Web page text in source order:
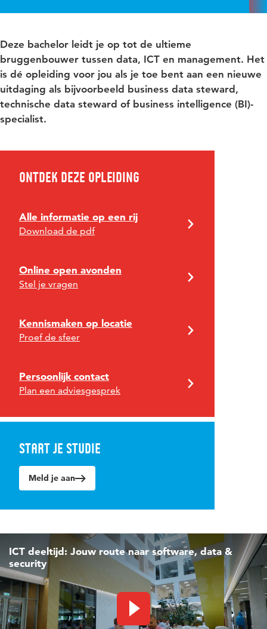
Deze bachelor leidt je op tot de ultieme
bruggenbouwer tussen data, ICT en management. Het
is dé opleiding voor jou als je toe bent aan een nieuwe
uitdaging als bijvoorbeeld business data steward,
technische data steward of business intelligence (BI)-
specialist.
Ontdek deze opleiding
Alle informatie op een rij
Download de pdf
Online open avonden
Stel je vragen
Kennismaken op locatie
Proef de sfeer
Persoonlijk contact
Plan een adviesgesprek
Start je studie
Meld je aan
ICT deeltijd: Jouw route naar software, data &
security
Video afspelen